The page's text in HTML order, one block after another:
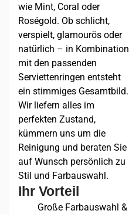
wie Mint, Coral oder
Roségold. Ob schlicht,
verspielt, glamourös oder
natürlich – in Kombination
mit den passenden
Serviettenringen entsteht
ein stimmiges Gesamtbild.
Wir liefern alles im
perfekten Zustand,
kümmern uns um die
Reinigung und beraten Sie
auf Wunsch persönlich zu
Stil und Farbauswahl.
Ihr Vorteil
Große Farbauswahl &